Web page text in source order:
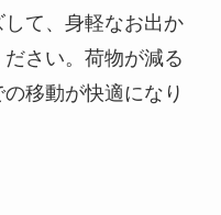
て、身軽なお出か
さい。荷物が減る
移動が快適になり